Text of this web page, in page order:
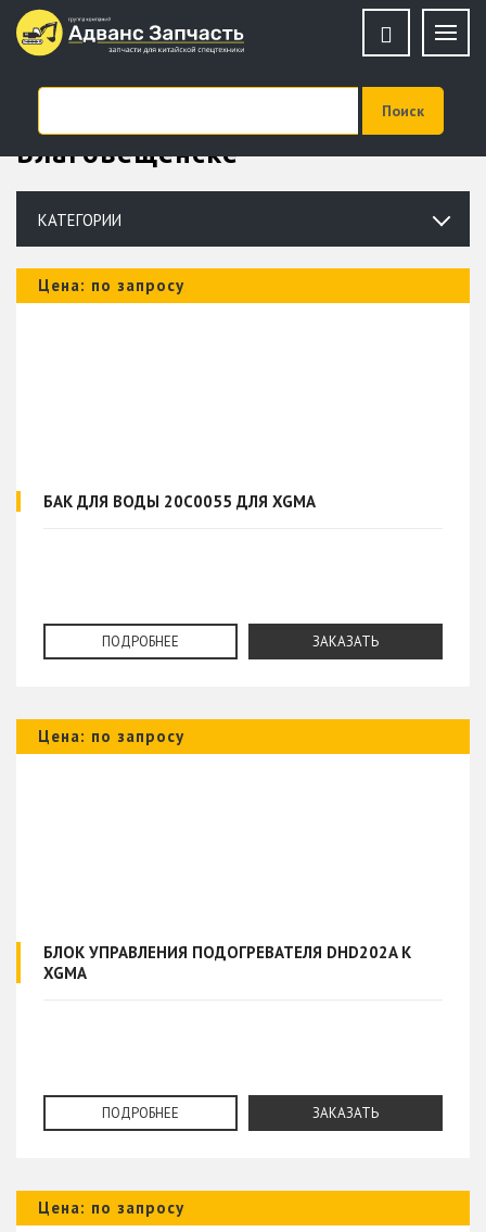
Купить запчасти для XGMA в
Благовещенске
КАТЕГОРИИ
Цена: по запросу
БАК ДЛЯ ВОДЫ 20C0055 ДЛЯ XGMA
ПОДРОБНЕЕ ЗАКАЗАТЬ
Цена: по запросу
БЛОК УПРАВЛЕНИЯ ПОДОГРЕВАТЕЛЯ DHD202A К
XGMA
ПОДРОБНЕЕ ЗАКАЗАТЬ
Цена: по запросу